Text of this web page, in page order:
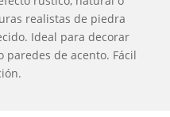
realistas de piedra
Ideal para decorar
paredes de acento. Fácil